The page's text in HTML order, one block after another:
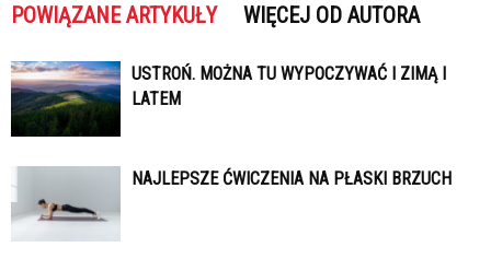
POWIĄZANE ARTYKUŁY WIĘCEJ OD AUTORA
USTROŃ. MOŻNA TU WYPOCZYWAĆ I ZIMĄ I
LATEM
NAJLEPSZE ĆWICZENIA NA PŁASKI BRZUCH